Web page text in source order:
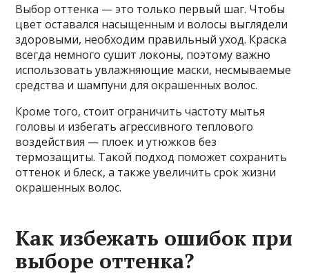
Выбор оттенка — это только первый шаг. Чтобы
цвет оставался насыщенным и волосы выглядели
здоровыми, необходим правильный уход. Краска
всегда немного сушит локоны, поэтому важно
использовать увлажняющие маски, несмываемые
средства и шампуни для окрашенных волос.
Кроме того, стоит ограничить частоту мытья
головы и избегать агрессивного теплового
воздействия — плоек и утюжков без
термозащиты. Такой подход поможет сохранить
оттенок и блеск, а также увеличить срок жизни
окрашенных волос.
Как избежать ошибок при
выборе оттенка?